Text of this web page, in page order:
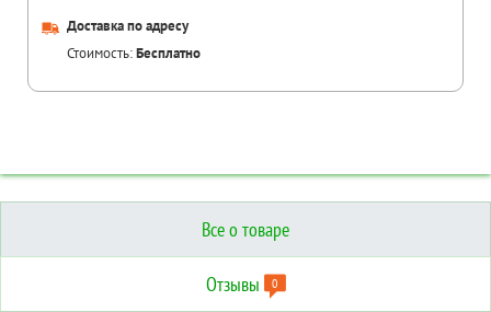
Доставка по адресу
Стоимость:Бесплатно
Все о товаре
Отзывы 0